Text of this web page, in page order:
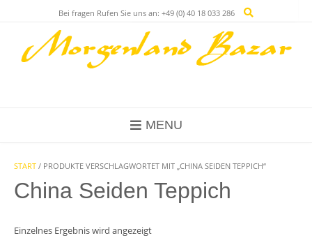
Bei fragen Rufen Sie uns an: +49 (0) 40 18 033 286
MENU
START / PRODUKTE VERSCHLAGWORTET MIT „CHINA SEIDEN TEPPICH“
China Seiden Teppich
Einzelnes Ergebnis wird angezeigt